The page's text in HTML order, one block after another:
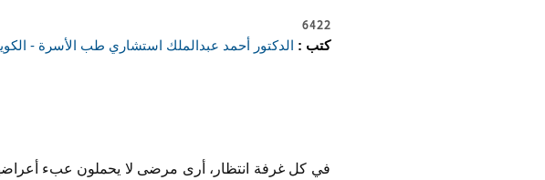
6422
كتب : الدكتور أحمد عبدالملك استشاري طب الأسرة -
في كل غرفة انتظار، أرى مرضى لا يحملون عبء